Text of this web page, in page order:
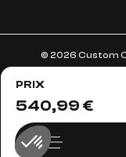
PRIX
540,99 €
© 2026 Custom